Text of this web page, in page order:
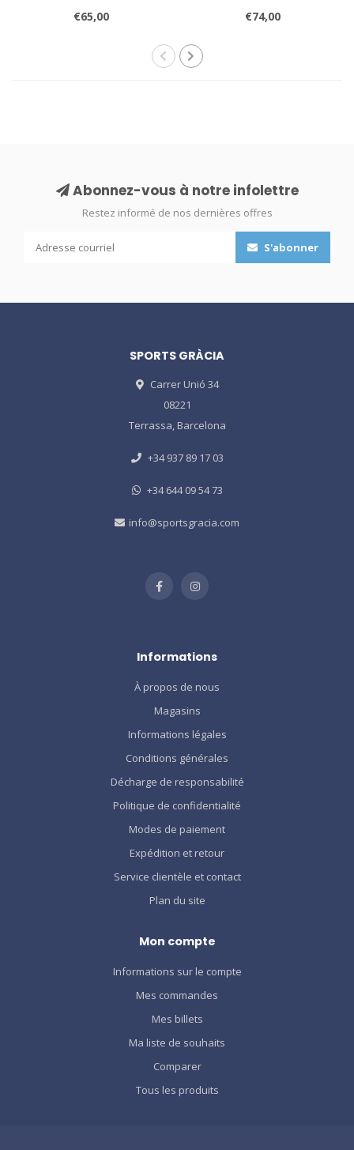
€65,00
Shorts
€74,00
Abonnez-vous à notre infolettre
Restez informé de nos dernières offres
S'abonner
SPORTS GRÀCIA
Carrer Unió 34
08221
Terrassa, Barcelona
+34 937 89 17 03
+34 644 09 54 73
info@sportsgracia.com
Informations
À propos de nous
Magasins
Informations légales
Conditions générales
Décharge de responsabilité
Politique de confidentialité
Modes de paiement
Expédition et retour
Service clientèle et contact
Plan du site
Mon compte
Informations sur le compte
Mes commandes
Mes billets
Ma liste de souhaits
Comparer
Tous les produits